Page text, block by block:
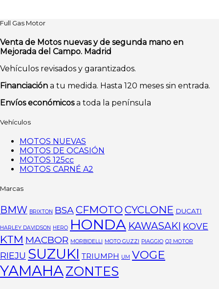
se
pueden
elegir
en
la
página
de
producto
Full Gas Motor
Venta de Motos nuevas y de segunda mano en
Mejorada del Campo. Madrid
Vehículos revisados y garantizados.
Financiación a tu medida. Hasta 120 meses sin entrada.
Envíos económicosa toda la península
Vehículos
MOTOS NUEVAS
MOTOS DE OCASIÓN
MOTOS 125cc
MOTOS CARNÉ A2
Marcas
BMW BRIXTON BSA CFMOTOCYCLONE DUCATI
HARLEY DAVIDSON HERO HONDA KAWASAKI KOVE
KTM MACBOR MORBIDELLI MOTO GUZZI PIAGGIO QJ MOTOR
RIEJU SUZUKI TRIUMPH UM VOGE
YAMAHAZONTES